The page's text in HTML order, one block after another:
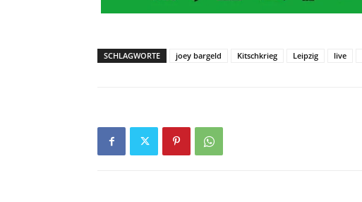
SCHLAGWORTE joey bargeld Kitschkrieg Leipzig live